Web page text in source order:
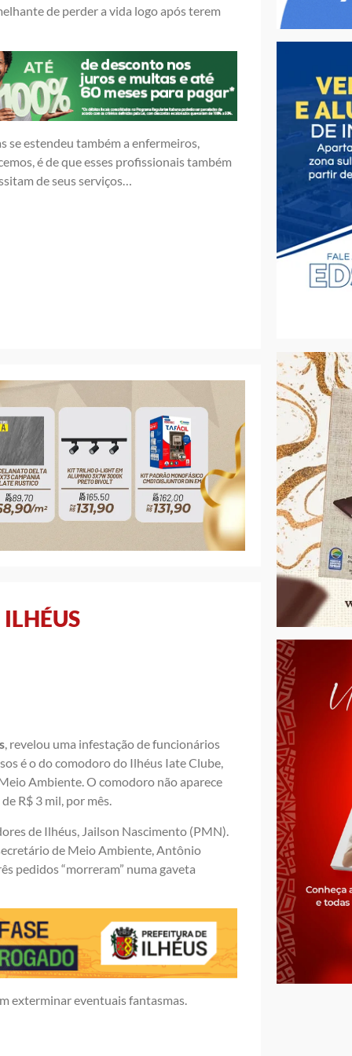
de perder a vida logo após terem
se estendeu também a enfermeiros,
é de que esses profissionais também
de seus serviços…
, revelou uma infestação de funcionários
é o do comodoro do Ilhéus Iate Clube,
Ambiente. O comodoro não aparece
R$ 3 mil, por mês.
de Ilhéus, Jailson Nascimento (PMN).
de Meio Ambiente, Antônio
pedidos “morreram” numa gaveta
exterminar eventuais fantasmas.